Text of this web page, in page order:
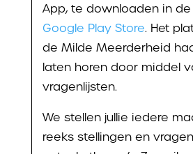
App, te downloaden in de
Google Play Store. Het
de Milde Meerderheid
laten horen door middel
vragenlijsten.
We stellen jullie iedere
reeks stellingen en